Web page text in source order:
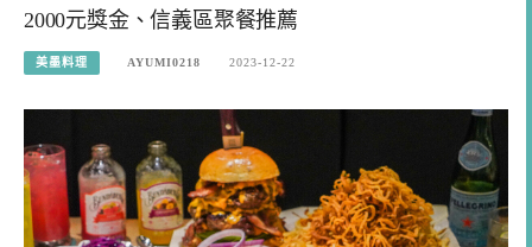
2000元獎金、信義區聚餐推薦
美墨料理 AYUMI0218 2023-12-22